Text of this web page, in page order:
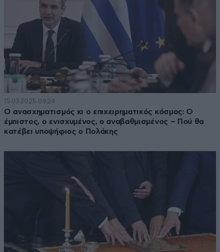
15·03·2025 09:24
Ο ανασχηματισμός κι ο επιχειρηματικός κόσμος: Ο
έμπιστος, ο ενισχυμένος, ο αναβαθμισμένος – Πού θα
κατέβει υποψήφιος ο Πολάκης